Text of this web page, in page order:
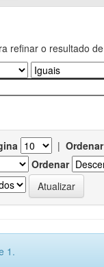
refinar o resultado
|
Ordenar
1.